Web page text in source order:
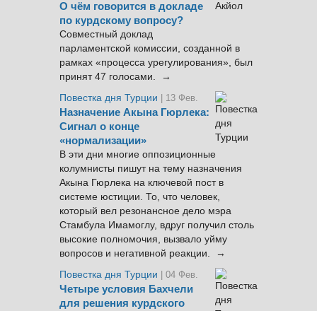
О чём говорится в докладе
по курдскому вопросу?
Совместный доклад
парламентской комиссии, созданной в
рамках «процесса урегулирования», был
принят 47 голосами. →
Повестка дня Турции
| 13 Фев.
Назначение Акына Гюрлека:
Сигнал о конце
«нормализации»
В эти дни многие оппозиционные
колумнисты пишут на тему назначения
Акына Гюрлека на ключевой пост в
системе юстиции. То, что человек,
который вел резонансное дело мэра
Стамбула Имамоглу, вдруг получил столь
высокие полномочия, вызвало уйму
вопросов и негативной реакции. →
Повестка дня Турции
| 04 Фев.
Четыре условия Бахчели
для решения курдского